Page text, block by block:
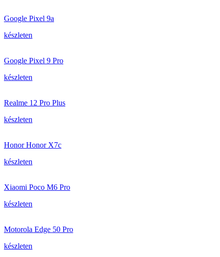
Google Pixel 9a
készleten
Google Pixel 9 Pro
készleten
Realme 12 Pro Plus
készleten
Honor Honor X7c
készleten
Xiaomi Poco M6 Pro
készleten
Motorola Edge 50 Pro
készleten